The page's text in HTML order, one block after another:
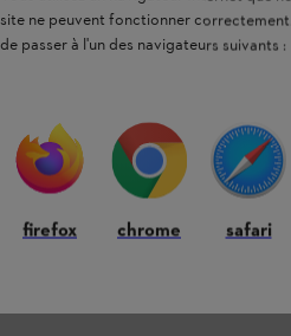
site ne peuvent fonctionner
de passer à l'un des navigateurs suivants :
firefox chrome safari